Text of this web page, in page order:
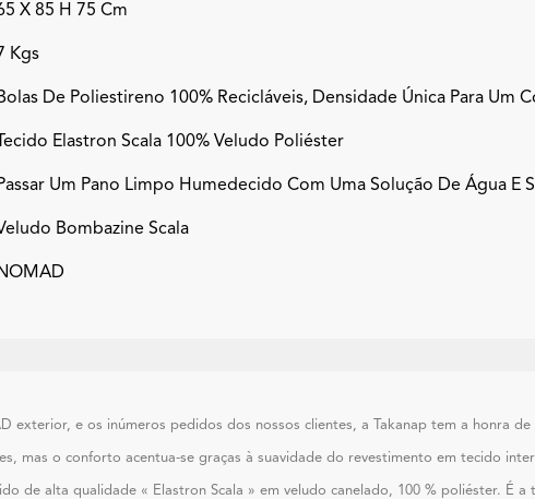
X 85 H 75 Cm
Kgs
De Poliestireno 100% Recicláveis, Densidade Única Para Um
Tecido Elastron Scala 100% Veludo Poliéster
Um Pano Limpo Humedecido Com Uma Solução De Água E
Bombazine Scala
NOMAD
exterior, e os inúmeros pedidos dos nossos clientes, a Takanap tem a honra
mas o conforto acentua-se graças à suavidade do revestimento em tecido
de alta qualidade « Elastron Scala » em veludo canelado, 100 % poliéster. É